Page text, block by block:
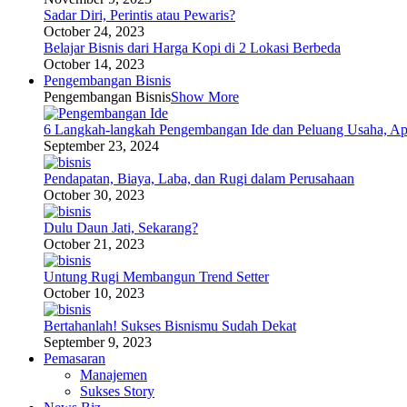
Sadar Diri, Perintis atau Pewaris?
October 24, 2023
Belajar Bisnis dari Harga Kopi di 2 Lokasi Berbeda
October 14, 2023
Pengembangan Bisnis
Pengembangan BisnisShow More
6 Langkah-langkah Pengembangan Ide dan Peluang Usaha,
September 23, 2024
Pendapatan, Biaya, Laba, dan Rugi dalam Perusahaan
October 30, 2023
Dulu Daun Jati, Sekarang?
October 21, 2023
Untung Rugi Membangun Trend Setter
October 10, 2023
Bertahanlah! Sukses Bisnismu Sudah Dekat
September 9, 2023
Pemasaran
Manajemen
Sukses Story